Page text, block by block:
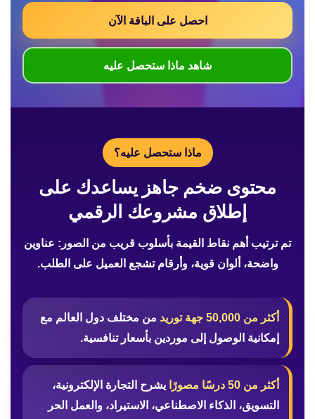
احصل على الباقة الآن
شاهد ماذا ستحصل عليه
ماذا ستحصل عليه؟
محتوى ضخم جاهز يساعدك على
إطلاق مشروعك الرقمي
تم ترتيب أهم نقاط القيمة بأسلوب قريب من الصور: عناوين
واضحة، ألوان قوية، وأرقام تشجع العميل على الطلب.
أكثر من 50,000 جهة توريد
من مختلف دول العالم مع
إمكانية الوصول إلى موردين بأسعار تنافسية.
أكثر من 50 درسًا مصورًا
يشرح التجارة الإلكترونية،
التسويق، الذكاء الاصطناعي، الاستيراد، والعمل الحر